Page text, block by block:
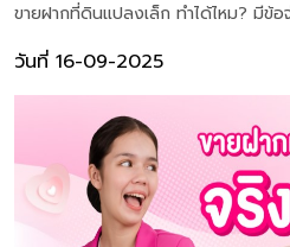
ขายฝากที่ดินแปลงเล็ก ทำได้ไหม? มีข้อ
วันที่ 16-09-2025